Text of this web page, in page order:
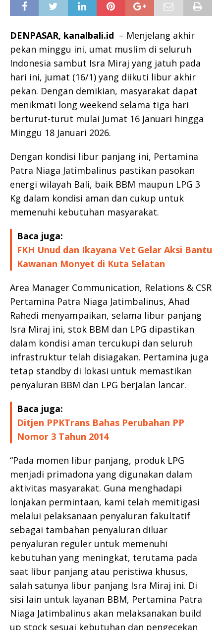
DENPASAR, kanalbali.id – Menjelang akhir
pekan minggu ini, umat muslim di seluruh
Indonesia sambut Isra Miraj yang jatuh pada
hari ini, jumat (16/1) yang diikuti libur akhir
pekan. Dengan demikian, masyarakat dapat
menikmati long weekend selama tiga hari
berturut-turut mulai Jumat 16 Januari hingga
Minggu 18 Januari 2026.
Dengan kondisi libur panjang ini, Pertamina
Patra Niaga Jatimbalinus pastikan pasokan
energi wilayah Bali, baik BBM maupun LPG 3
Kg dalam kondisi aman dan cukup untuk
memenuhi kebutuhan masyarakat.
Baca juga:
FKH Unud dan Ikayana Vet Gelar Aksi Bantu
Kawanan Monyet di Kuta Selatan
Area Manager Communication, Relations & CSR
Pertamina Patra Niaga Jatimbalinus, Ahad
Rahedi menyampaikan, selama libur panjang
Isra Miraj ini, stok BBM dan LPG dipastikan
dalam kondisi aman tercukupi dan seluruh
infrastruktur telah disiagakan. Pertamina juga
tetap standby di lokasi untuk memastikan
penyaluran BBM dan LPG berjalan lancar.
Baca juga:
Ditjen PPKTrans Bahas Perubahan PP
Nomor 3 Tahun 2014
“Pada momen libur panjang, produk LPG
menjadi primadona yang digunakan dalam
aktivitas masyarakat. Guna menghadapi
lonjakan permintaan, kami telah memitigasi
melalui pelaksanaan penyaluran fakultatif
sebagai tambahan penyaluran diluar
penyaluran reguler untuk memenuhi
kebutuhan yang meningkat, terutama pada
saat libur panjang atau peristiwa khusus,
salah satunya libur panjang Isra Miraj ini. Di
sisi lain untuk layanan BBM, Pertamina Patra
Niaga Jatimbalinus akan melaksanakan build
up stock sesuai kebutuhan dan pengecekan